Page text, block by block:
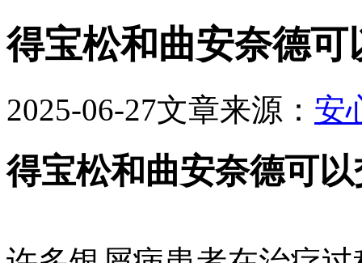
得宝松和曲安奈德可
2025-06-27文章来源： 安
得宝松和曲安奈德可